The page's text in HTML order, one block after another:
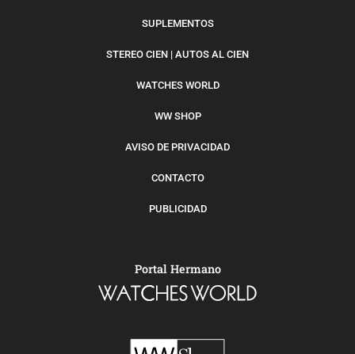
SUPLEMENTOS
STEREO CIEN | AUTOS AL CIEN
WATCHES WORLD
WW SHOP
AVISO DE PRIVACIDAD
CONTACTO
PUBLICIDAD
Portal Hermano